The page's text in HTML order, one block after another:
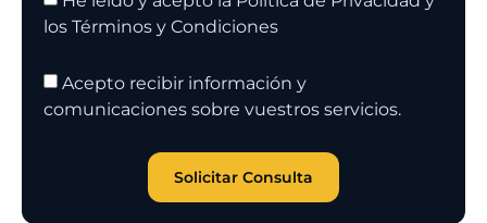
los Términos y Condiciones
Acepto recibir información y
comunicaciones sobre vuestros servicios.
Solicitar Consulta